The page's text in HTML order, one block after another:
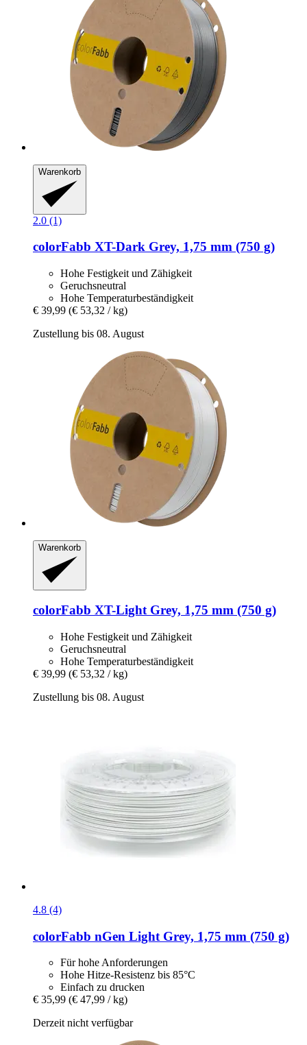
Warenkorb
2.0 (1)
colorFabb XT-​Dark Grey, 1,75 mm (750 g)
Hohe Festigkeit und Zähigkeit
Geruchsneutral
Hohe Temperaturbeständigkeit
€ 39,99 (€ 53,32 / kg)
Zustellung bis 08. August
Warenkorb
colorFabb XT-​Light Grey, 1,75 mm (750 g)
Hohe Festigkeit und Zähigkeit
Geruchsneutral
Hohe Temperaturbeständigkeit
€ 39,99 (€ 53,32 / kg)
Zustellung bis 08. August
4.8 (4)
colorFabb nGen Light Grey, 1,75 mm (750 g)
Für hohe Anforderungen
Hohe Hitze-Resistenz bis 85°C
Einfach zu drucken
€ 35,99 (€ 47,99 / kg)
Derzeit nicht verfügbar